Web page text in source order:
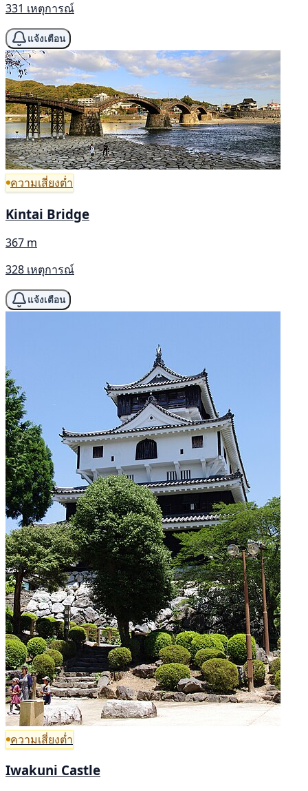
331 เหตุการณ์
แจ้งเตือน
ความเสี่ยงต่ำ
Kintai Bridge
367 m
328 เหตุการณ์
แจ้งเตือน
ความเสี่ยงต่ำ
Iwakuni Castle